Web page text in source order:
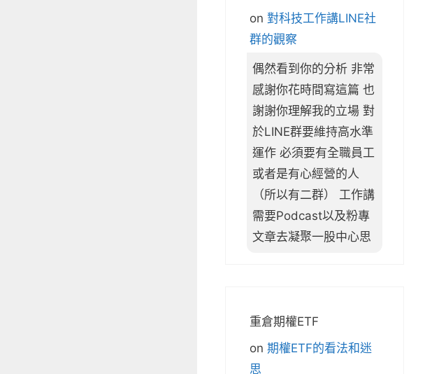
on 對科技工作講LINE社
群的觀察
偶然看到你的分析 非常
感謝你花時間寫這篇 也
謝謝你理解我的立場 對
於LINE群要維持高水準
運作 必須要有全職員工
或者是有心經營的人
（所以有二群） 工作講
需要Podcast以及粉專
文章去凝聚一股中心思
重倉期權ETF
on 期權ETF的看法和迷
思